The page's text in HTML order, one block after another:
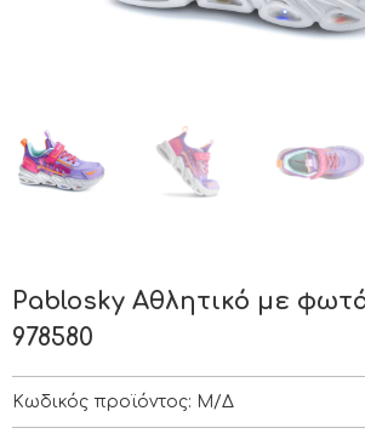
Pablosky Αθλητικό με
978580
Κωδικός προϊόντος: Μ/Δ